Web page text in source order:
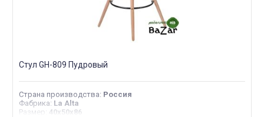
Стул GH-809 Пудровый
Страна производства: Россия
Фабрика: La Alta
Размер : 40х50х86